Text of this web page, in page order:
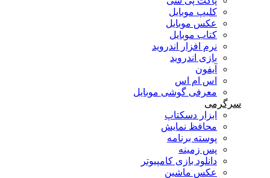
کلیپ موبایل
عکس موبایل
کتاب موبایل
نرم افزار اندروید
بازی اندروید
آیفون
اس ام اس
معرفی گوشی موبایل
سرگرمی
ابزار دسکتاپ
محافظ نمایش
پوسته برنامه
پس زمینه
دانلود بازی کامپیوتر
عکس ماشین